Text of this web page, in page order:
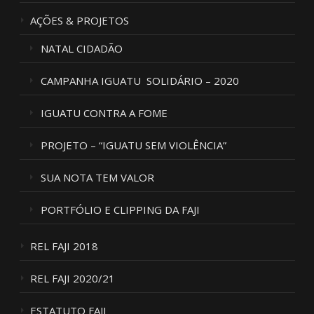
AÇÕES & PROJETOS
NATAL CIDADÃO
CAMPANHA IGUATU SOLIDÁRIO – 2020
IGUATU CONTRA A FOME
PROJETO – “IGUATU SEM VIOLÊNCIA”
SUA NOTA TEM VALOR
PORTFÓLIO E CLIPPING DA FAJI
REL FAJI 2018
REL FAJI 2020/21
ESTATUTO FAJI